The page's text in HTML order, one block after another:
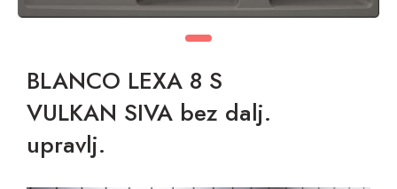
BLANCO LEXA 8 S
VULKAN SIVA bez dalj.
upravlj.